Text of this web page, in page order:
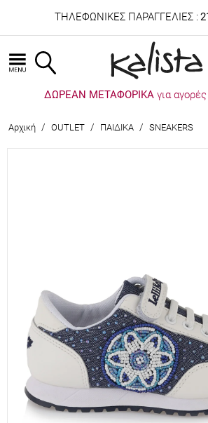
ΤΗΛΕΦΩΝΙΚΕΣ ΠΑΡΑΓΓΕΛΙΕΣ :
ΔΩΡΕΑΝ ΜΕΤΑΦΟΡΙΚΑ για
Αρχική / OUTLET / ΠΑΙΔΙΚΑ / SNEAKERS